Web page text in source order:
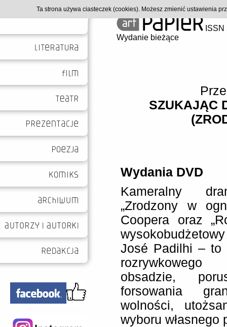
Wydanie bieżące
SZUKAJĄC
Wydania DVD
Kameralny
„Zrodzony w
Coopera oraz
José Padilhi – to
obsadzie,
forsowania
wolności,
wyboru własnego
Ta strona używa ciasteczek (cookies). Możesz zmienić ustawienia